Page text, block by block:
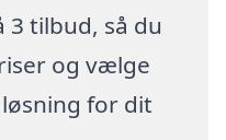
tilbud, så du
og vælge
for dit